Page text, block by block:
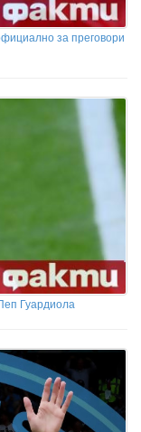
за преговори
Гуардиола